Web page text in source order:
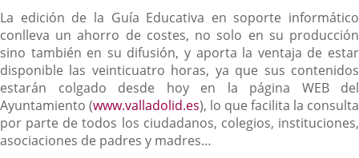
La edición de la Guía Educativa en soporte informático
conlleva un ahorro de costes, no solo en su producción
sino también en su difusión, y aporta la ventaja de estar
disponible las veinticuatro horas, ya que sus contenidos
estarán colgado desde hoy en la página WEB del
Ayuntamiento (www.valladolid.es), lo que facilita la consulta
por parte de todos los ciudadanos, colegios, instituciones,
asociaciones de padres y madres…